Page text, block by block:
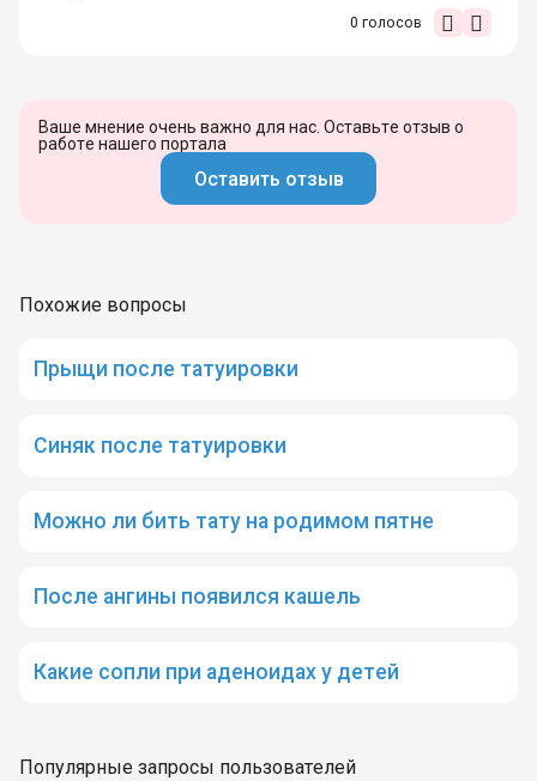
0 голосов
Ваше мнение очень важно для нас. Оставьте отзыв о
работе нашего портала
Оставить отзыв
Похожие вопросы
Прыщи после татуировки
Синяк после татуировки
Можно ли бить тату на родимом пятне
После ангины появился кашель
Какие сопли при аденоидах у детей
Популярные запросы пользователей